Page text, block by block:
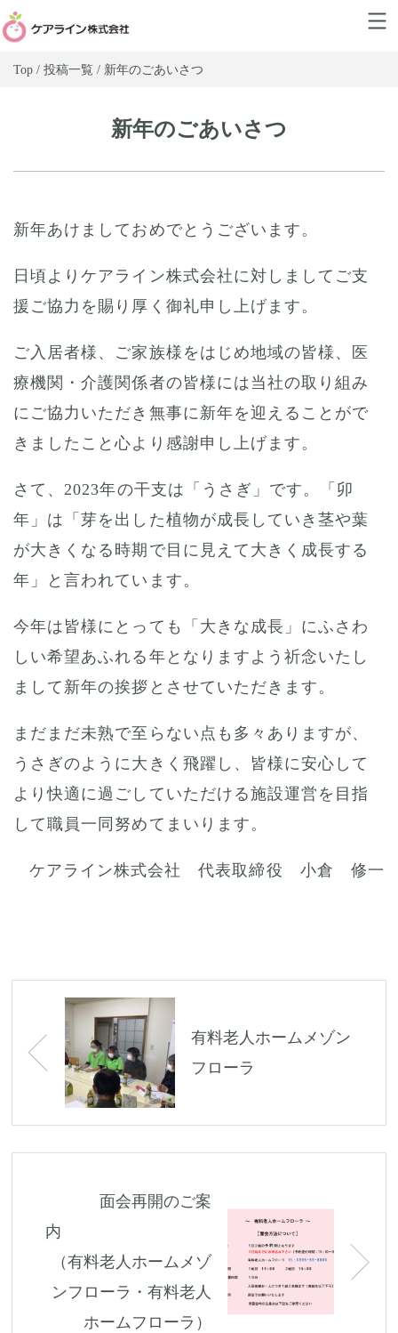
Top / 投稿一覧 / 新年のごあいさつ
新年のごあいさつ
新年あけましておめでとうございます。
日頃よりケアライン株式会社に対しましてご支
援ご協力を賜り厚く御礼申し上げます。
ご入居者様、ご家族様をはじめ地域の皆様、医
療機関・介護関係者の皆様には当社の取り組み
にご協力いただき無事に新年を迎えることがで
きましたこと心より感謝申し上げます。
さて、2023年の干支は「うさぎ」です。「卯
年」は「芽を出した植物が成長していき茎や葉
が大きくなる時期で目に見えて大きく成長する
年」と言われています。
今年は皆様にとっても「大きな成長」にふさわ
しい希望あふれる年となりますよう祈念いたし
まして新年の挨拶とさせていただきます。
まだまだ未熟で至らない点も多々ありますが、
うさぎのように大きく飛躍し、皆様に安心して
より快適に過ごしていただける施設運営を目指
して職員一同努めてまいります。
ケアライン株式会社 代表取締役 小倉 修一
navigation
有料老人ホームメゾン
フローラ
面会再開のご案
内
（有料老人ホームメゾ
ンフローラ・有料老人
ホームフローラ）